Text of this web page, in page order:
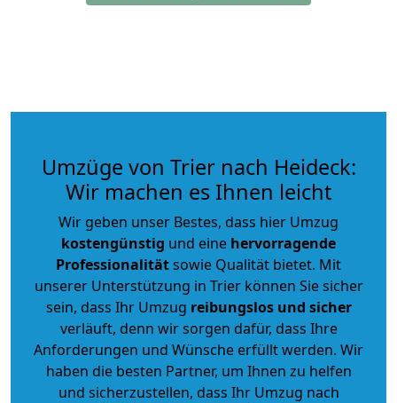
Umzüge von Trier nach Heideck:
Wir machen es Ihnen leicht
Wir geben unser Bestes, dass hier Umzug
kostengünstig und eine hervorragende
Professionalitätsowie Qualität bietet. Mit
unserer Unterstützung in Trier können Sie sicher
sein, dass Ihr Umzug reibungslos und sicher
verläuft, denn wir sorgen dafür, dass Ihre
Anforderungen und Wünsche erfüllt werden. Wir
haben die besten Partner, um Ihnen zu helfen
und sicherzustellen, dass Ihr Umzug nach